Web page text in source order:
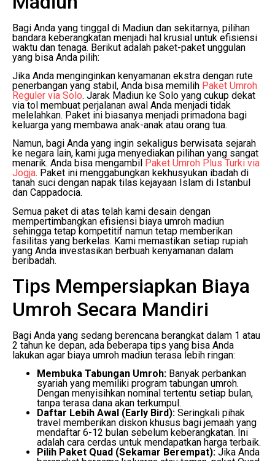
Bagi Anda yang tinggal di Madiun dan sekitarnya, pilihan
bandara keberangkatan menjadi hal krusial untuk efisiensi
waktu dan tenaga. Berikut adalah paket-paket unggulan
yang bisa Anda pilih:
Jika Anda menginginkan kenyamanan ekstra dengan rute
penerbangan yang stabil, Anda bisa memilih Paket Umroh
Reguler via Solo. Jarak Madiun ke Solo yang cukup dekat
via tol membuat perjalanan awal Anda menjadi tidak
melelahkan. Paket ini biasanya menjadi primadona bagi
keluarga yang membawa anak-anak atau orang tua.
Namun, bagi Anda yang ingin sekaligus berwisata sejarah
ke negara lain, kami juga menyediakan pilihan yang sangat
menarik. Anda bisa mengambil Paket Umroh Plus Turki via
Jogja. Paket ini menggabungkan kekhusyukan ibadah di
tanah suci dengan napak tilas kejayaan Islam di Istanbul
dan Cappadocia.
Semua paket di atas telah kami desain dengan
mempertimbangkan efisiensi biaya umroh madiun
sehingga tetap kompetitif namun tetap memberikan
fasilitas yang berkelas. Kami memastikan setiap rupiah
yang Anda investasikan berbuah kenyamanan dalam
beribadah.
Tips Mempersiapkan Biaya
Umroh Secara Mandiri
Bagi Anda yang sedang berencana berangkat dalam 1 atau
2 tahun ke depan, ada beberapa tips yang bisa Anda
lakukan agar biaya umroh madiun terasa lebih ringan:
Membuka Tabungan Umroh: Banyak perbankan
syariah yang memiliki program tabungan umroh.
Dengan menyisihkan nominal tertentu setiap bulan,
tanpa terasa dana akan terkumpul.
Daftar Lebih Awal (Early Bird): Seringkali pihak
travel memberikan diskon khusus bagi jemaah yang
mendaftar 6-12 bulan sebelum keberangkatan. Ini
adalah cara cerdas untuk mendapatkan harga terbaik.
Pilih Paket Quad (Sekamar Berempat): Jika Anda